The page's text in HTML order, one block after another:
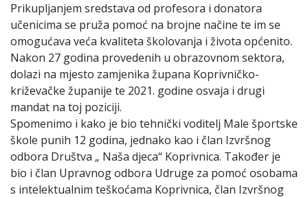
Prikupljanjem sredstava od profesora i donatora
učenicima se pruža pomoć na brojne načine te im se
omogućava veća kvaliteta školovanja i života općenito.
Nakon 27 godina provedenih u obrazovnom sektora,
dolazi na mjesto zamjenika župana Koprivničko-
križevačke županije te 2021. godine osvaja i drugi
mandat na toj poziciji.
Spomenimo i kako je bio tehnički voditelj Male športske
škole punih 12 godina, jednako kao i član Izvršnog
odbora Društva „ Naša djeca“ Koprivnica. Također je
bio i član Upravnog odbora Udruge za pomoć osobama
s intelektualnim teškoćama Koprivnica, član Izvršnog